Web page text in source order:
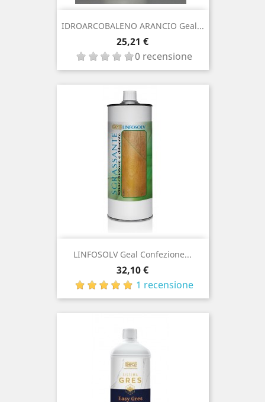
IDROARCOBALENO ARANCIO Geal...
Prezzo
25,21 €
0 recensione
LINFOSOLV Geal Confezione...
Prezzo
32,10 €
1 recensione